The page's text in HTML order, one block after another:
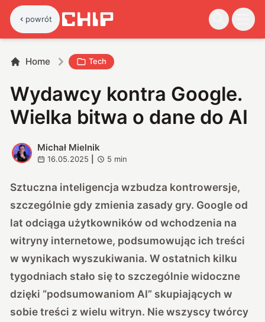
powrót
Home Tech
Wydawcy kontra Google.
Wielka bitwa o dane do AI
M
Michał Mielnik
16.05.2025 5 min
Sztuczna inteligencja wzbudza kontrowersje,
szczególnie gdy zmienia zasady gry. Google od
lat odciąga użytkowników od wchodzenia na
witryny internetowe, podsumowując ich treści
w wynikach wyszukiwania. W ostatnich kilku
tygodniach stało się to szczególnie widoczne
dzięki “podsumowaniom AI” skupiających w
sobie treści z wielu witryn. Nie wszyscy twórcy